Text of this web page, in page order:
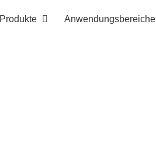
Produkte Anwendungsbereiche